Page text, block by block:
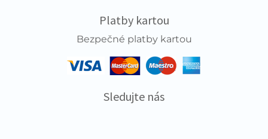
Platby kartou
Bezpečné platby kartou
Sledujte nás